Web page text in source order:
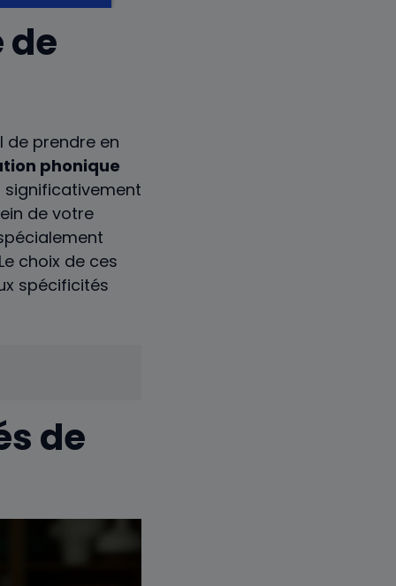
de
de prendre en
phonique
de votre
choix de ces
spécificités
de